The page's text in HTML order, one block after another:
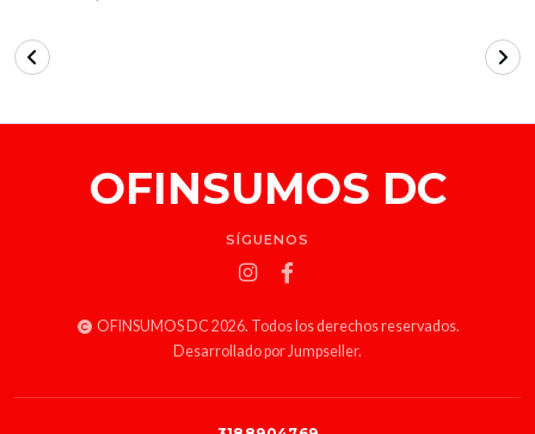
OFINSUMOS DC
SÍGUENOS
OFINSUMOS DC 2026. Todos los derechos reservados.
Desarrollado por Jumpseller.